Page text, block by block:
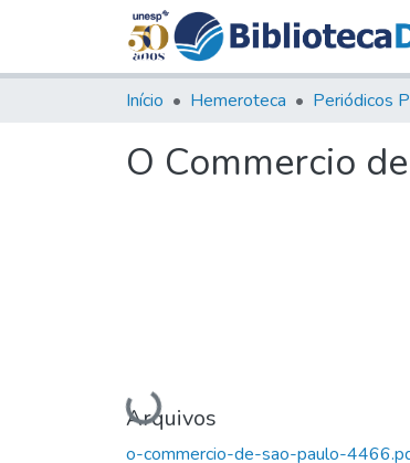
Início Hemeroteca Periódicos
O Commercio
Carregando...
Arquivos
o-commercio-de-sao-paulo-